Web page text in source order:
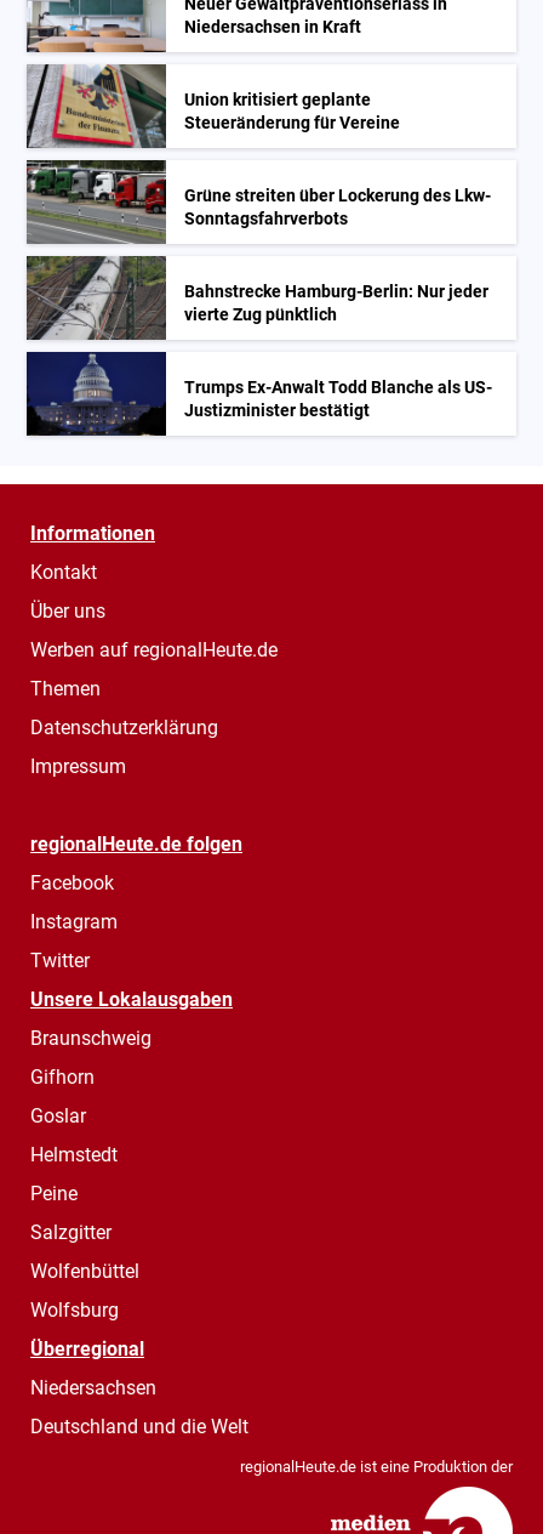
Niedersachsen in Kraft
Union kritisiert geplante
Steueränderung für Vereine
Grüne streiten über Lockerung des Lkw-
Sonntagsfahrverbots
Bahnstrecke Hamburg-Berlin: Nur jeder
vierte Zug pünktlich
Trumps Ex-Anwalt Todd Blanche als US-
Justizminister bestätigt
Informationen
Kontakt
Über uns
Werben auf regionalHeute.de
Themen
Datenschutzerklärung
Impressum
regionalHeute.de folgen
Facebook
Instagram
Twitter
Unsere Lokalausgaben
Braunschweig
Gifhorn
Goslar
Helmstedt
Peine
Salzgitter
Wolfenbüttel
Wolfsburg
Überregional
Niedersachsen
Deutschland und die Welt
regionalHeute.de ist eine Produktion der